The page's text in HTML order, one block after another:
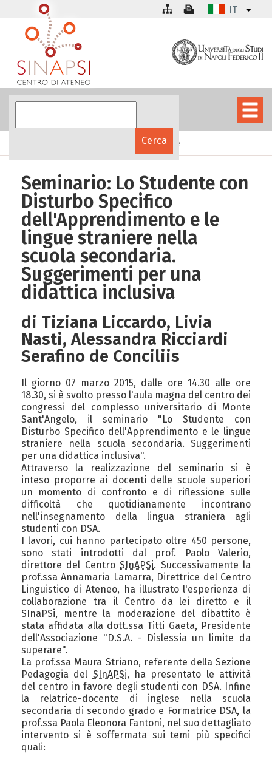
IT
NL 9: DSA e Lingue Straniere
Seminario: Lo Studente con
Disturbo Specifico
dell'Apprendimento e le
lingue straniere nella
scuola secondaria.
Suggerimenti per una
didattica inclusiva
di Tiziana Liccardo, Livia
Nasti, Alessandra Ricciardi
Serafino de Conciliis
Il giorno 07 marzo 2015, dalle ore 14.30 alle ore
18.30, si è svolto presso l'aula magna del centro dei
congressi del complesso universitario di Monte
Sant'Angelo, il seminario "Lo Studente con
Disturbo Specifico dell'Apprendimento e le lingue
straniere nella scuola secondaria. Suggerimenti
per una didattica inclusiva".
Attraverso la realizzazione del seminario si è
inteso proporre ai docenti delle scuole superiori
un momento di confronto e di riflessione sulle
difficoltà che quotidianamente incontrano
nell'insegnamento della lingua straniera agli
studenti con DSA.
I lavori, cui hanno partecipato oltre 450 persone,
sono stati introdotti dal prof. Paolo Valerio,
direttore del CentroSInAPSi. Successivamente la
prof.ssa Annamaria Lamarra, Direttrice del Centro
Linguistico di Ateneo, ha illustrato l'esperienza di
collaborazione tra il Centro da lei diretto e il
SInaPSi, mentre la moderazione del dibattito è
stata affidata alla dott.ssa Titti Gaeta, Presidente
dell'Associazione "D.S.A. - Dislessia un limite da
superare".
La prof.ssa Maura Striano, referente della Sezione
Pedagogia del SInAPSi, ha presentato le attività
del centro in favore degli studenti con DSA. Infine
la relatrice-docente di inglese nella scuola
secondaria di secondo grado e Formatrice DSA, la
prof.ssa Paola Eleonora Fantoni, nel suo dettagliato
intervento si è soffermata sui temi più specifici
quali: